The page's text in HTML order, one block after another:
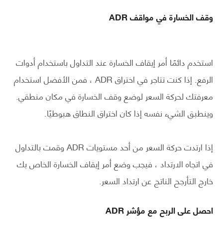
وقف الخسارة في مواقف ADR
استخدم دائمًا أمر إيقاف الخسارة عند التداول باستخدام أدوات
الرفع. إذا كنت تتاجر في اختراق ADR ، فمن الأفضل استخدام
معرفتك لحركة السعر لوضع وقف الخسارة في مكان منطقي.
وينطبق الشيء نفسه إذا كان اختراق النطاق هبوطيًا.
إذا ارتدت حركة السعر من أحد مستويات ADR وقمت بالتداول
في اتجاه الارتداد ، فيجب وضع أمر إيقاف الخسارة الخاص بك
خارج التأرجح الناتج عن ارتداد السعر.
احصل على الربح مع مؤشر ADR